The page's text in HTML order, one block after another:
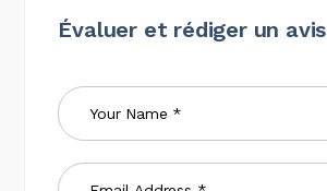
Évaluer et rédiger un avis